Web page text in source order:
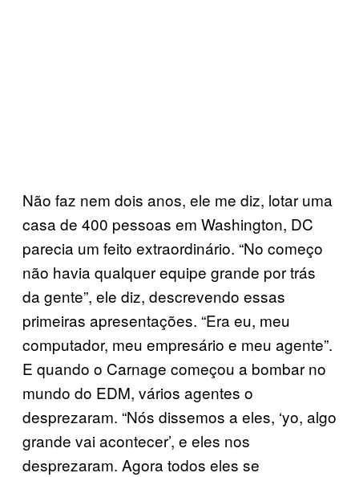
Não faz nem dois anos, ele me diz, lotar uma
casa de 400 pessoas em Washington, DC
parecia um feito extraordinário. “No começo
não havia qualquer equipe grande por trás
da gente”, ele diz, descrevendo essas
primeiras apresentações. “Era eu, meu
computador, meu empresário e meu agente”.
E quando o Carnage começou a bombar no
mundo do EDM, vários agentes o
desprezaram. “Nós dissemos a eles, ‘yo, algo
grande vai acontecer’, e eles nos
desprezaram. Agora todos eles se